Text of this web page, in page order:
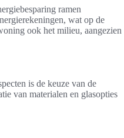
ramen
wat op de
ook het milieu, aangezien
is de keuze van de
van materialen en glasopties